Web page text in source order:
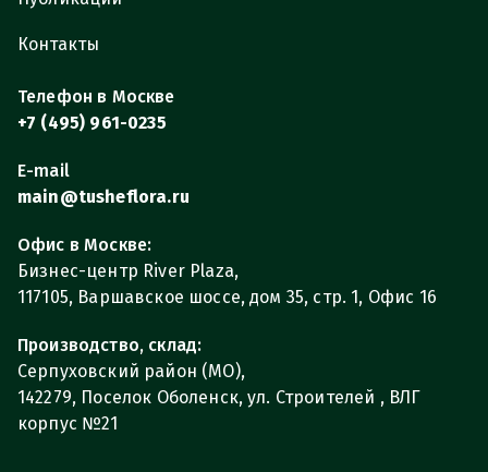
Контакты
Телефон в Москве
+7 (495) 961-0235
E-mail
main@tusheflora.ru
Офис в Москве:
Бизнес-центр River Plaza,
117105, Варшавское шоссе, дом 35, стр. 1, Офис 16
Производство, склад:
Серпуховский район (МО),
142279, Поселок Оболенск, ул. Строителей , ВЛГ
корпус №21